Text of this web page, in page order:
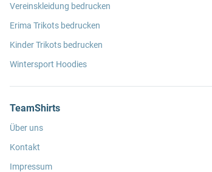
Vereinskleidung bedrucken
Erima Trikots bedrucken
Kinder Trikots bedrucken
Wintersport Hoodies
TeamShirts
Über uns
Kontakt
Impressum